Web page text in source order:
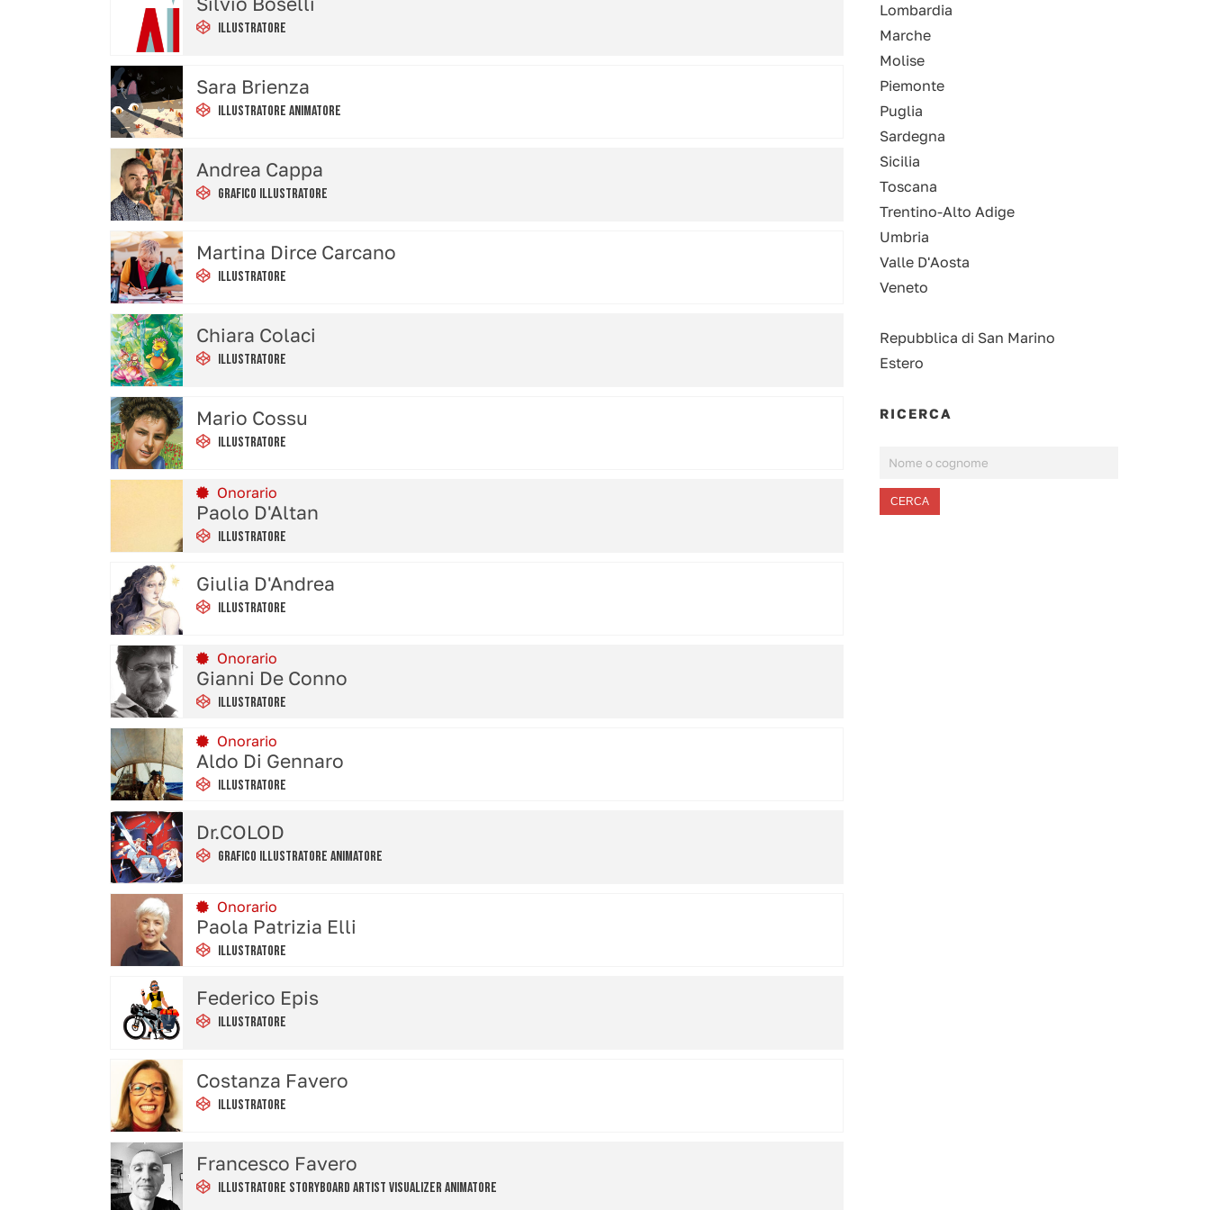
Illustratore
Sara Brienza
Illustratore Animatore
Andrea Cappa
Grafico Illustratore
Martina Dirce Carcano
Illustratore
Chiara Colaci
Illustratore
Mario Cossu
Illustratore
Onorario
Paolo D'Altan
Illustratore
Giulia D'Andrea
Illustratore
Onorario
Gianni De Conno
Illustratore
Onorario
Aldo Di Gennaro
Illustratore
Dr.COLOD
Grafico Illustratore Animatore
Onorario
Paola Patrizia Elli
Illustratore
Federico Epis
Illustratore
Costanza Favero
Illustratore
Francesco Favero
Illustratore Storyboard Artist Visualizer Animatore
Lombardia
Marche
Molise
Piemonte
Puglia
Sardegna
Sicilia
Toscana
Trentino-Alto Adige
Umbria
Valle D'Aosta
Veneto
Repubblica di San Marino
Estero
RICERCA
CERCA